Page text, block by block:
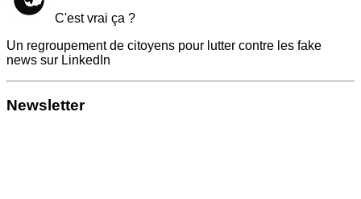
C'est vrai ça ?
Un regroupement de citoyens pour lutter contre les fake
news sur LinkedIn
Newsletter